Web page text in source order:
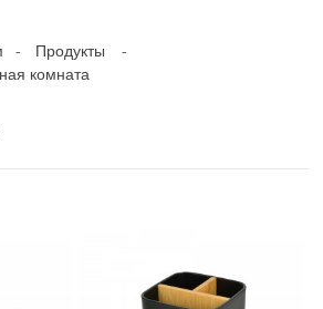
Продукты
комната